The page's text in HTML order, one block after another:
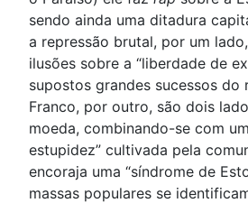
sendo ainda uma ditadura
a repressão brutal, por um
ilusões sobre a “liberdade de
supostos grandes sucessos do
Franco, por outro, são dois
moeda, combinando-se com
estupidez” cultivada pela
encoraja uma “síndrome de
massas populares se